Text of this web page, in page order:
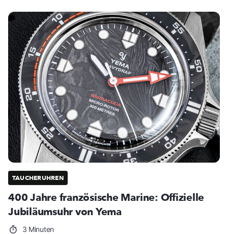
TAUCHERUHREN
400 Jahre französische Marine: Offizielle
Jubiläumsuhr von Yema
3 Minuten